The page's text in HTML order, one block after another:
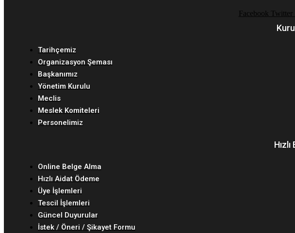
Facebook Twitter
Tarihçemiz
Organizasyon Şeması
Başkanımız
Yönetim Kurulu
Meclis
Meslek Komiteleri
Personelimiz
Online Belge Alma
Hızlı Aidat Ödeme
Üye İşlemleri
Tescil İşlemleri
Güncel Duyurular
İstek / Öneri / Şikayet Formu